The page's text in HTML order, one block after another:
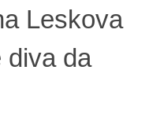
Leskova
diva da